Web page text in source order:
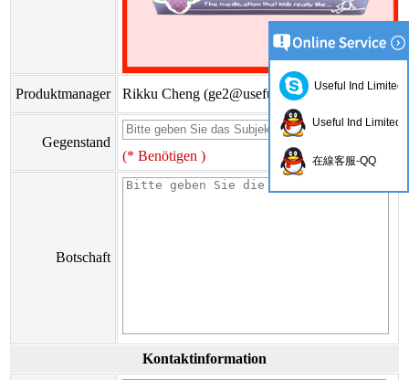
Produktmanager Rikku Cheng (ge2@usefulhk.com)
Gegenstand
(* Benötigen )
Botschaft
Kontaktinformation
Useful Ind Limited
Useful Ind Limited
在線客服-QQ